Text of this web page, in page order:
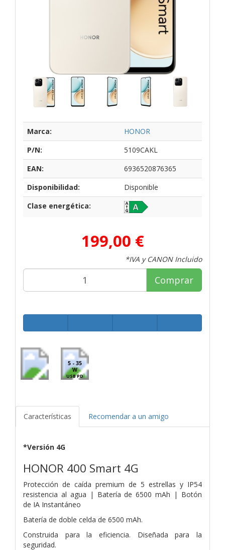
Marca:
HONOR
P/N:
5109CAKL
EAN:
6936520876365
Disponibilidad:
Disponible
Clase energética:
199,00 €
*IVA y CANON Incluido
Comprar
5 - 35
W
USB PD
Características Recomendar a un amigo
*Versión 4G
HONOR 400 Smart 4G
Protección de caída premium de 5 estrellas y IP54
resistencia al agua | Batería de6500 mAh | Botón
de IA Instantáneo
Batería de doble celda de 6500 mAh.
Construida para la eficiencia. Diseñada para la
seguridad.